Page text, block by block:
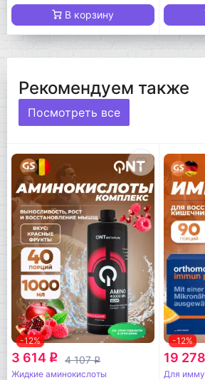
В корзину
Рекомендуем также
Посмотреть все
-12%
3 614 q 4 107q
Жидкие аминокислоты
-12%
19 278
Для